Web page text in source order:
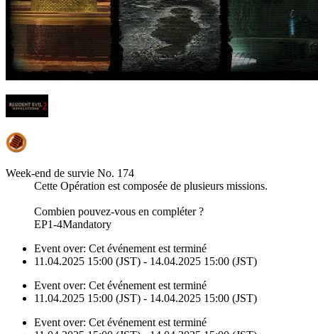
Week-end de survie No. 174
Cette Opération est composée de plusieurs missions.
Combien pouvez-vous en compléter ?
EP1-4Mandatory
Event over: Cet événement est terminé
11.04.2025 15:00 (JST) - 14.04.2025 15:00 (JST)
Event over: Cet événement est terminé
11.04.2025 15:00 (JST) - 14.04.2025 15:00 (JST)
Event over: Cet événement est terminé